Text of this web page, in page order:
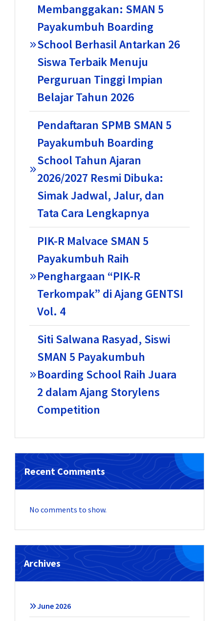
Membanggakan: SMAN 5
Payakumbuh Boarding
School Berhasil Antarkan 26
Siswa Terbaik Menuju
Perguruan Tinggi Impian
Belajar Tahun 2026
Pendaftaran SPMB SMAN 5
Payakumbuh Boarding
School Tahun Ajaran
2026/2027 Resmi Dibuka:
Simak Jadwal, Jalur, dan
Tata Cara Lengkapnya
PIK-R Malvace SMAN 5
Payakumbuh Raih
Penghargaan “PIK-R
Terkompak” di Ajang GENTSI
Vol. 4
Siti Salwana Rasyad, Siswi
SMAN 5 Payakumbuh
Boarding School Raih Juara
2 dalam Ajang Storylens
Competition
Recent Comments
No comments to show.
Archives
June 2026